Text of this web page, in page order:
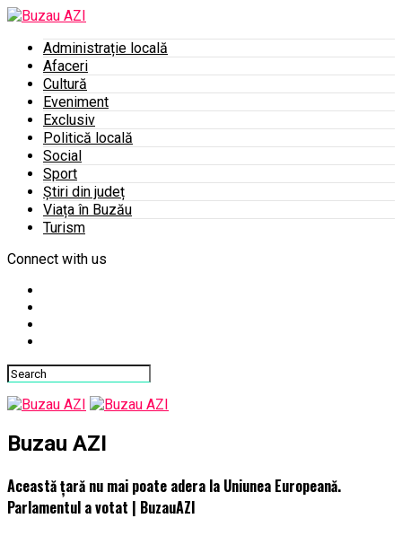
Administrație locală
Afaceri
Cultură
Eveniment
Exclusiv
Politică locală
Social
Sport
Știri din județ
Viața în Buzău
Turism
Connect with us
Buzau AZI
Această țară nu mai poate adera la Uniunea Europeană.
Parlamentul a votat | BuzauAZI